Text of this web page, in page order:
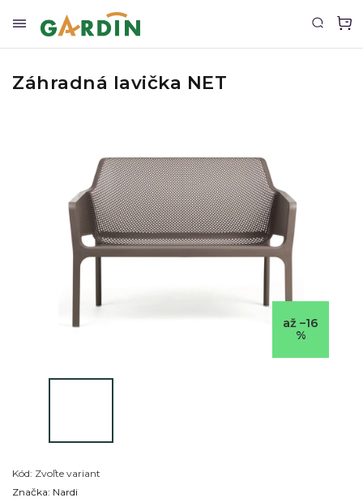
Záhradná lavička NET
až –16
%
Kód: Zvoľte variant
Značka: Nardi